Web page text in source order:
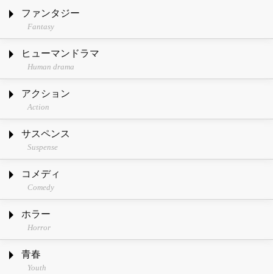
ファンタジー
Fantasy
ヒューマンドラマ
Human drama
アクション
Action
サスペンス
Suspense
コメディ
Comedy
ホラー
Horror
青春
Youth